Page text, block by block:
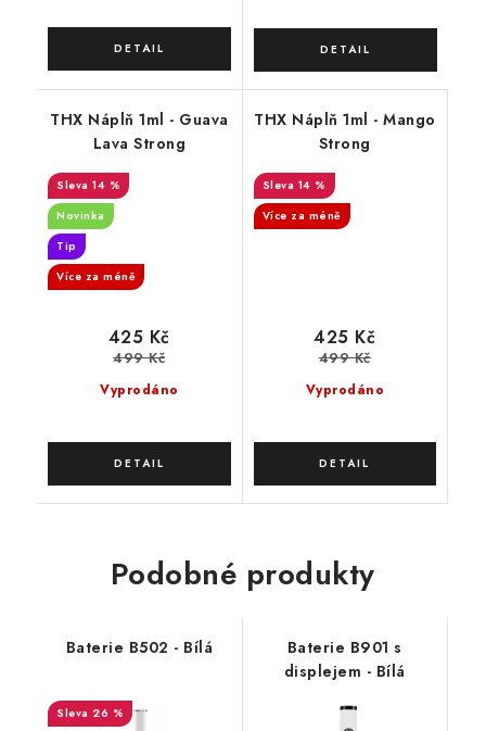
THX Náplň 1ml - Guava
Lava Strong
14 %
Novinka
Tip
Více za méně
Vyprodáno
425 Kč
499 Kč
THX Náplň 1ml - Mango
Strong
14 %
Více za méně
Vyprodáno
425 Kč
499 Kč
Podobné produkty
Baterie B502 - Bílá
26 %
Baterie B901 s
displejem - Bílá